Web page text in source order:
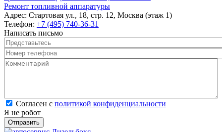
Ремонт топливной аппаратуры
Адрес: Стартовая ул., 18, стр. 12, Москва (этаж 1)
Телефон: +7 (495) 740-36-31
Написать письмо
Представьтесь
Номер телефона
Комментарий
Согласен с политикой конфиденциальности*
Согласен с политикой конфиденциальности
Я не робот